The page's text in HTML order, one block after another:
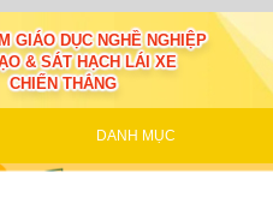
GIÁO DỤC NGHỀ NGHIỆP
& SÁT HẠCH LÁI XE
CHIẾN THẮNG
DANH MỤC